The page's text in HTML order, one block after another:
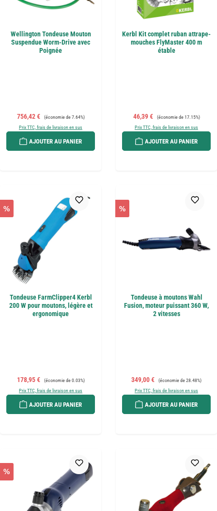
Wellington Tondeuse Mouton
Suspendue Worm-Drive avec
Poignée
Prix de vente :
756,42 € Prix régulier :
(économie de 7.64%)
Prix TTC, frais de livraison en sus
AJOUTER AU PANIER
Kerbl Kit complet ruban attrape-
mouches FlyMaster 400 m
étable
Prix de vente :
46,39 € Prix régulier :
(économie de 17.15%)
Prix TTC, frais de livraison en sus
AJOUTER AU PANIER
%
Tondeuse FarmClipper4 Kerbl
200 W pour moutons, légère et
ergonomique
Prix de vente :
178,95 € Prix régulier :
(économie de 0.03%)
Prix TTC, frais de livraison en sus
AJOUTER AU PANIER
%
Tondeuse à moutons Wahl
Fusion, moteur puissant 360 W,
2 vitesses
Prix de vente :
349,00 € Prix régulier :
(économie de 28.48%)
Prix TTC, frais de livraison en sus
AJOUTER AU PANIER
%